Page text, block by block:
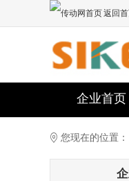
返回
注册
企业首页
您现在的位置：